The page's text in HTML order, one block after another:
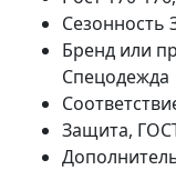
Сезонность
Бренд или
Спецодежда
Защита,